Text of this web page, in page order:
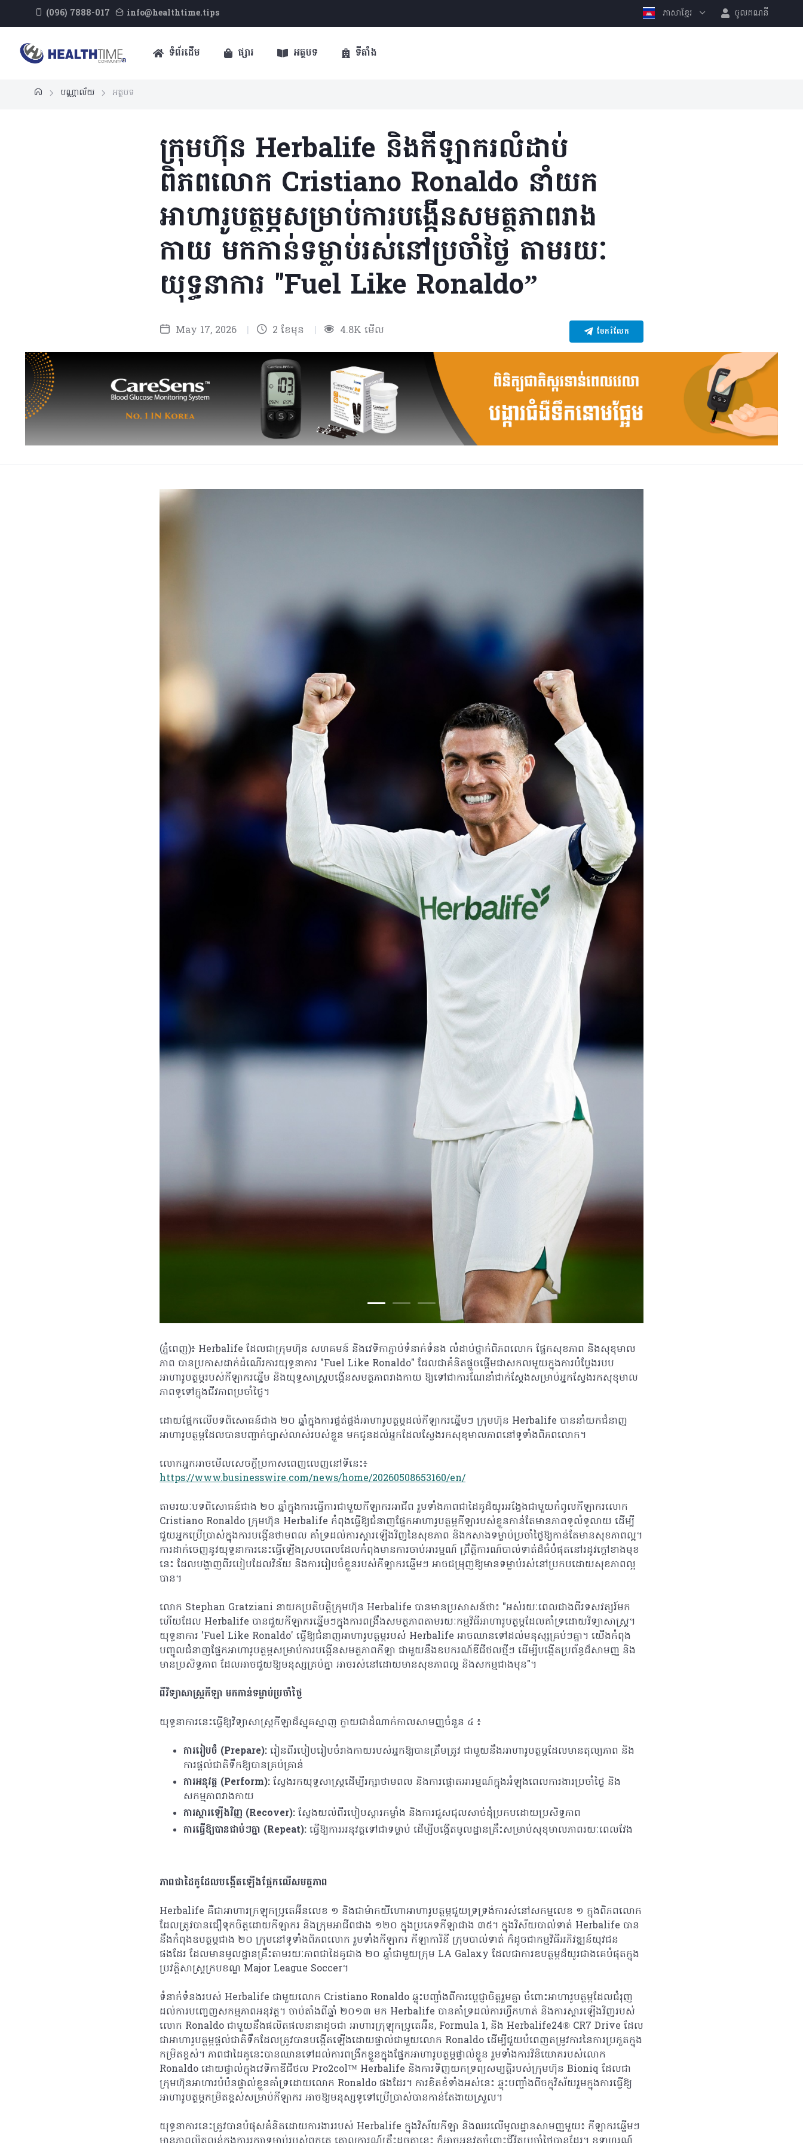
(096) 7888-017 info@healthtime.tips ភាសាខ្មែរ ចូលគណនី
ទំព័រដើម ផ្សារ អត្ថបទ ទីតាំង
បណ្ណាល័យ អត្ថបទ
ក្រុមហ៊ុន Herbalife និងកីឡាករលំដាប់
ពិភពលោក Cristiano Ronaldo នាំយក
អាហារូបត្ថម្ភសម្រាប់ការបង្កើនសមត្ថភាពរាង
កាយ មកកាន់ទម្លាប់រស់នៅប្រចាំថ្ងៃ តាមរយៈ
យុទ្ធនាការ "Fuel Like Ronaldo”
May 17, 2026 | 2 ខែមុន | 4.8K មើល ចែករំលែក
(ភ្នំពេញ)៖ Herbalife ដែលជាក្រុមហ៊ុន សហគមន៍ និងវេទិកាភ្ជាប់ទំនាក់ទំនង លំដាប់ថ្នាក់ពិភពលោក ផ្នែកសុខភាព និងសុខុមាល
ភាព បានប្រកាសដាក់ដំណើរការយុទ្ធនាការ "Fuel Like Ronaldo" ដែលជាគំនិតផ្តួចផ្តើមជាសកលមួយក្នុងការបំប្លែងរបប
អាហារូបត្ថម្ភរបស់កីឡាករឆ្នើម និងយុទ្ធសាស្ត្របង្កើនសមត្ថភាពរាងកាយ ឱ្យទៅជាការណែនាំជាក់ស្តែងសម្រាប់អ្នកស្វែងរកសុខុមាល
ភាពទូទៅក្នុងជីវភាពប្រចាំថ្ងៃ។
ដោយផ្អែកលើបទពិសោធន៍ជាង ២០ ឆ្នាំក្នុងការផ្គត់ផ្គង់អាហារូបត្ថម្ភដល់កីឡាករឆ្នើមៗ ក្រុមហ៊ុន Herbalife បាននាំយកជំនាញ
អាហារូបត្ថម្ភដែលបានបញ្ជាក់ច្បាស់លាស់របស់ខ្លួន មកជូនដល់អ្នកដែលស្វែងរកសុខុមាលភាពនៅទូទាំងពិភពលោក។
លោកអ្នកអាចមើលសេចក្តីប្រកាសពេញលេញនៅទីនេះ៖
https://www.businesswire.com/news/home/20260508653160/en/
តាមរយៈបទពិសោធន៍ជាង ២០ ឆ្នាំក្នុងការធ្វើការជាមួយកីឡាករអាជីព រួមទាំងភាពជាដៃគូដ៏យូរអង្វែងជាមួយកំពូលកីឡាករលោក
Cristiano Ronaldo ក្រុមហ៊ុន Herbalife កំពុងធ្វើឱ្យជំនាញផ្នែកអាហារូបត្ថម្ភកីឡារបស់ខ្លួនកាន់តែមានភាពទូលំទូលាយ ដើម្បី
ជួយអ្នកប្រើប្រាស់ក្នុងការបង្កើនថាមពល គាំទ្រដល់ការស្តារឡើងវិញនៃសុខភាព និងកសាងទម្លាប់ប្រចាំថ្ងៃឱ្យកាន់តែមានសុខភាពល្អ។
ការដាក់ចេញនូវយុទ្ធនាការនេះធ្វើឡើងស្របពេលដែលកំពុងមានការចាប់អារម្មណ៍ ព្រឹត្តិការណ៍បាល់ទាត់ដ៏ធំបំផុតនៅរដូវក្តៅខាងមុខ
នេះ ដែលបង្ហាញពីរបៀបដែលវិន័យ និងការរៀបចំខ្លួនរបស់កីឡាករឆ្នើមៗ អាចជម្រុញឱ្យមានទម្លាប់រស់នៅប្រកបដោយសុខភាពល្អ
បាន។
លោក Stephan Gratziani នាយកប្រតិបត្តិក្រុមហ៊ុន Herbalife បានមានប្រសាសន៍ថា៖ "អស់រយៈពេលជាងពីរទសវត្សរ៍មក
ហើយដែល Herbalife បានជួយកីឡាករឆ្នើមៗក្នុងការពង្រឹងសមត្ថភាពតាមរយៈកម្មវិធីអាហារូបត្ថម្ភដែលគាំទ្រដោយវិទ្យាសាស្ត្រ។
យុទ្ធនាការ 'Fuel Like Ronaldo' ធ្វើឱ្យជំនាញអាហារូបត្ថម្ភរបស់ Herbalife អាចឈានទៅដល់មនុស្សគ្រប់ៗគ្នា។ យើងកំពុង
បញ្ជូលជំនាញផ្នែកអាហារូបត្ថម្ភសម្រាប់ការបង្កើនសមត្ថភាពកីឡា ជាមួយនឹងឧបករណ៍ឌីជីថលថ្មីៗ ដើម្បីបង្កើតប្រព័ន្ធដ៏សាមញ្ញ និង
មានប្រសិទ្ធភាព ដែលអាចជួយឱ្យមនុស្សគ្រប់គ្នា អាចរស់​នៅដោយមានសុខភាពល្អ និងសកម្មជាងមុន"។
ពីវិទ្យាសាស្ត្រកីឡា មកកាន់ទម្លាប់ប្រចាំថ្ងៃ
យុទ្ធនាការនេះធ្វើឱ្យវិទ្យាសាស្ត្រកីឡាដ៏ស្មុគស្មាញ ក្លាយជាដំណាក់កាលសាមញ្ញចំនួន ៤ ៖
ការរៀបចំ (Prepare): រៀនពីរបៀបរៀបចំរាងកាយរបស់អ្នកឱ្យបានត្រឹមត្រូវ ជាមួយនឹងអាហារូបត្ថម្ភដែលមានតុល្យភាព និង
ការផ្តល់​ជាតិទឹកឱ្យបានគ្រប់គ្រាន់
ការអនុវត្ត (Perform): ស្វែងរកយុទ្ធសាស្ត្រដើម្បីរក្សាថាមពល និងការផ្តោតអារម្មណ៍ក្នុងអំឡុងពេលការងារប្រចាំថ្ងៃ និង
សកម្មភាពរាងកាយ
ការស្តារឡើងវិញ (Recover): ស្វែងយល់ពីរបៀបស្តារកម្លាំង និងការជួសជុលសាច់ដុំប្រកបដោយប្រសិទ្ធភាព
ការធ្វើឱ្យបានជាប់ៗគ្នា (Repeat): ធ្វើឱ្យការអនុវត្តទៅជាទម្លាប់ ដើម្បីបង្កើតមូលដ្ឋានគ្រឹះសម្រាប់សុខុមាលភាពរយៈពេលវែង
ភាពជាដៃគូដែលបង្កើតឡើងផ្អែកលើសមត្ថភាព
Herbalife គឺជាអាហារក្រឡុកប្រូតេអ៊ីនលេខ ១ និងជាម៉ាកយីហោអាហារូបត្ថម្ភជួយទ្រទ្រង់ការស់នៅសកម្មលេខ ១ ក្នុងពិភពលោក
ដែលត្រូវបានជឿទុកចិត្តដោយកីឡាករ និងក្រុមអាជីពជាង ១២០ ក្នុងប្រភេទកីឡាជាង ៣៥។ ក្នុងវិស័យបាល់ទាត់ Herbalife បាន
នឹងកំពុងឧបត្ថម្ភជាង ២០ ក្រុមនៅទូទាំងពិភពលោក រួមទាំងកីឡាករ កីឡាការិនី ក្រុមបាល់ទាត់ ក៏ដូចជាកម្មវិធីអភិវឌ្ឍន៍យុវជន
ផងដែរ ដែលមានមូលដ្ឋានគ្រឹះតាមរយៈភាពជាដៃគូជាង ២០ ឆ្នាំជាមួយក្រុម LA Galaxy ដែលជាការឧបត្ថម្ភដ៏យូរជាងគេបំផុតក្នុង
ប្រវត្តិសាស្ត្រក្របខណ្ឌ Major League Soccer។
ទំនាក់ទំនងរបស់ Herbalife ជាមួយលោក Cristiano Ronaldo ឆ្លុះបញ្ចាំងពីការប្តេជ្ញាចិត្តរួមគ្នា ចំពោះអាហារូបត្ថម្ភដែលជំរុញ
ដល់ការបញ្ចេញសកម្មភាពអនុវត្ត។ ចាប់តាំងពីឆ្នាំ ២០១៣ មក Herbalife បានគាំទ្រដល់ការហ្វឹកហាត់ និងការស្តារឡើងវិញរបស់
លោក Ronaldo ជាមួយនឹងផលិតផលនានាដូចជា អាហារក្រុឡុកប្រូតេអ៊ីន, Formula 1, និង Herbalife24® CR7 Drive ដែល
ជាអាហារូបត្ថម្ភផ្តល់ជាតិទឹកដែលត្រូវបានបង្កើតឡើងដោយផ្ទាល់ជាមួយលោក Ronaldo ដើម្បីជួយបំពេញតម្រូវការនៃការប្រកួតក្នុង
កម្រិតខ្ពស់។ ភាពជាដៃគូនេះបានឈានទៅដល់ការពង្រឹកខ្លួនក្នុងផ្នែកអាហារូបត្ថម្ភផ្ទាល់ខ្លួន រួមទាំងការវិនិយោគរបស់លោក
Ronaldo ដោយផ្ទាល់ក្នុងវេទិកាឌីជីថល Pro2col™ Herbalife និងការទិញយកទ្រព្យសម្បត្តិរបស់ក្រុមហ៊ុន Bioniq ដែលជា
ក្រុមហ៊ុនអាហារបំប៉នផ្ទាល់ខ្លួនគាំទ្រដោយលោក Ronaldo ផងដែរ។ ការខិតខំទាំងអស់នេះ ឆ្លុះបញ្ចាំងពីចក្ខុវិស័យរួមក្នុងការធ្វើឱ្យ
អាហារូបត្ថម្ភកម្រិតខ្ពស់សម្រាប់កីឡាករ អាចឱ្យមនុស្សទូទៅប្រើប្រាស់បានកាន់តែងាយស្រួល។
យុទ្ធនាការនេះត្រូវបានបំផុសគំនិតដោយការងាររបស់ Herbalife ក្នុងវិស័យកីឡា និងឈរលើមូលដ្ឋានសាមញ្ញមួយ៖ កីឡាករឆ្នើមៗ